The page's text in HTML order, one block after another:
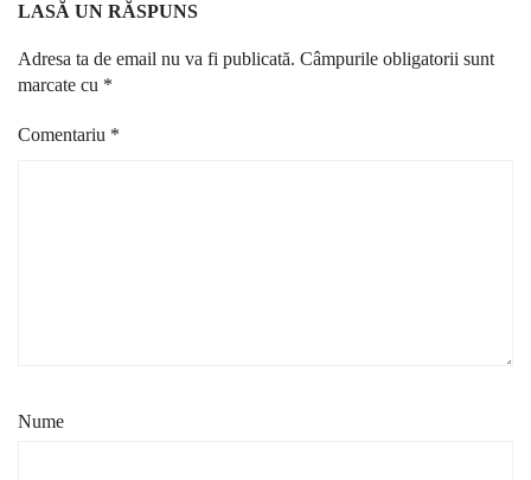
LASĂ UN RĂSPUNS
Adresa ta de email nu va fi publicată. Câmpurile obligatorii sunt
marcate cu *
Comentariu *
Nume